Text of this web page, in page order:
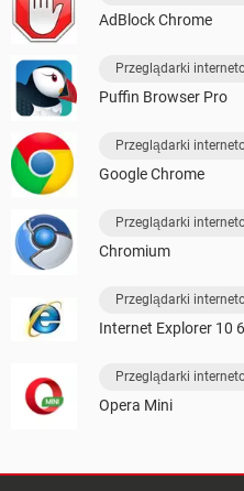
AdBlock Chrome
Przeglądarki
Puffin Browser Pro
Przeglądarki
Google Chrome
Przeglądarki
Chromium
Przeglądarki
Internet Explorer 10
Przeglądarki
Opera Mini